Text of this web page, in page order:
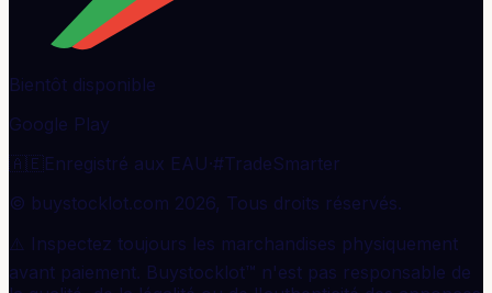
Bientôt disponible
Google Play
🇦🇪Enregistré aux EAU·#TradeSmarter
© buystocklot.com 2026, Tous droits réservés.
⚠️ Inspectez toujours les marchandises physiquement
avant paiement. Buystocklot™ n'est pas responsable de